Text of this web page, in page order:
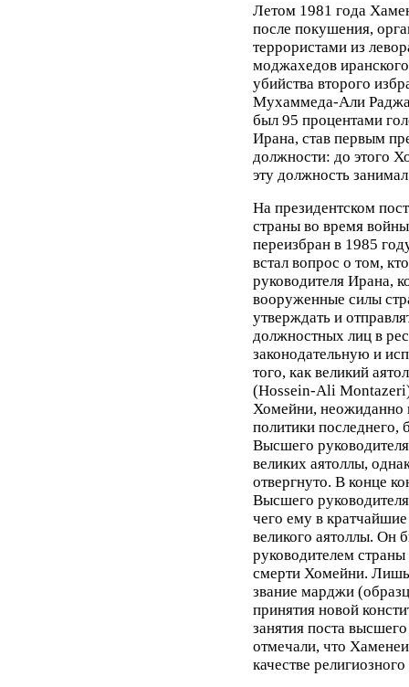
Летом 1981 года
после покушения,
террористами из
моджахедов
убийства второго
Мухаммеда-Али
был 95 процентами
Ирана, став первым
должности: до этого
эту должность
На президентском
страны во время
переизбран в 1985
встал вопрос о том,
руководителя Ирана,
вооруженные силы
утверждать и
должностных лиц в
законодательную и
того, как великий
(Hossein-Ali
Хомейни, неожиданно
политики последнего,
Высшего
великих аятоллы,
отвергнуто. В конце
Высшего
чего ему в
великого аятоллы. Он
руководителем
смерти Хомейни.
звание марджи
принятия новой
занятия поста
отмечали, что
качестве